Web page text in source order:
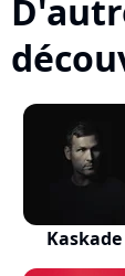
Kaskade